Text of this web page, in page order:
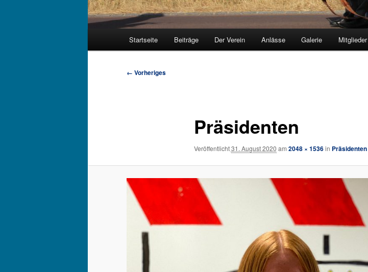
Startseite Beiträge Der Verein Anlässe Galerie Mitglieder
Bilder-
← Vorheriges
Präsidenten
Veröffentlicht31. August 2020 am 2048 × 1536in Präsidenten